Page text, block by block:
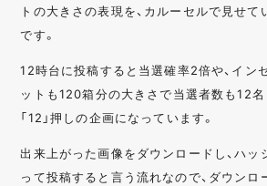
トの大きさの表現を、カルーセルで見せ
です。
12時台に投稿すると当選確率2倍や、イン
ットも120箱分の大きさで当選者数も12名
「12」押しの企画になっています。
出来上がった画像をダウンロードし、ハッ
って投稿すると言う流れなので、ダウンロ